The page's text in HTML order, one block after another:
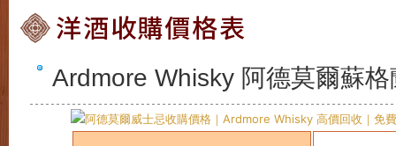
Ardmore Whisky 阿德莫爾蘇